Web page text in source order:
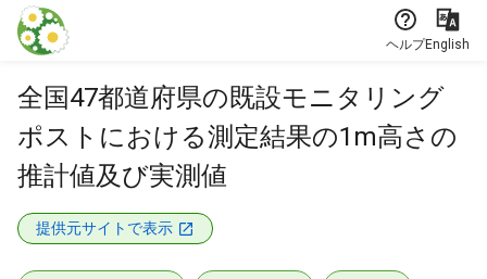
本文に飛ぶ
ヘルプEnglish
全国47都道府県の既設モニタリング
ポストにおける測定結果の1m高さの
推計値及び実測値
提供元サイトで表示